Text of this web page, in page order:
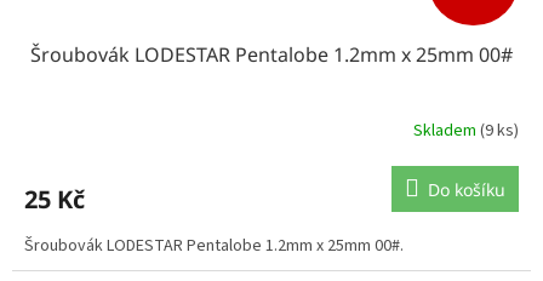
Šroubovák LODESTAR Pentalobe 1.2mm x 25mm 00#
Skladem (9 ks)
25 Kč Do košíku
Šroubovák LODESTAR Pentalobe 1.2mm x 25mm 00#.